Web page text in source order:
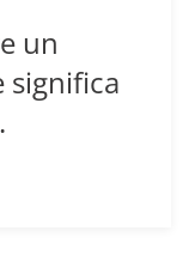
un